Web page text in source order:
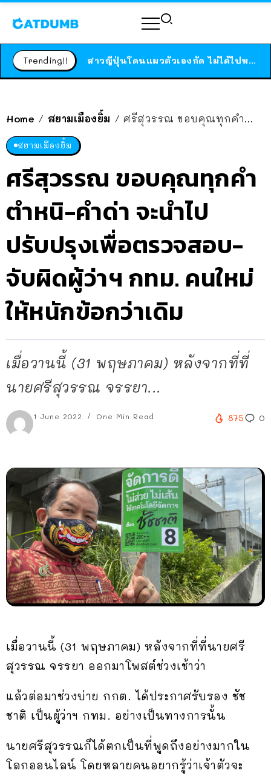
Trending!! ได้เวลาเด็กหนวดรวมตัว RF Online Next เปิดให้เล่นแล้ว เกม Sci-Fi MMORPG ระดับตำนาน เล่นได้ทั้งมือถือและ PC
Home / สยามเมืองยิ้ม / ศรีสุวรรณ ขอบคุณทุกคำตำหนิ-คำด่า จะนำไปปรับปรุงเพื่อตรวจสอบ-จับผิดผู้ว่าฯ กทม. คนใหม่ ให้หนักข้อกว่าเดิม
สยามเมืองยิ้ม
ศรีสุวรรณ ขอบคุณทุกคำ
ตำหนิ-คำด่า จะนำไป
ปรับปรุงเพื่อตรวจสอบ-
จับผิดผู้ว่าฯ กทม. คนใหม่
ให้หนักข้อกว่าเดิม
เมื่อวานนี้ (31 พฤษภาคม) หลังจากที่ที่
นายศรีสุวรรณ จรรยา...
1 June 2022 One Min Read 875 0
เมื่อวานนี้ (31 พฤษภาคม) หลังจากที่ที่นายศรี
สุวรรณ จรรยา ออกมาโพสต์ช่วงเช้าว่า
แล้วต่อมาช่วงบ่าย กกต. ได้ประกาศรับรอง ชัช
ชาติ เป็นผู้ว่าฯ กทม. อย่างเป็นทางการนั้น
นายศรีสุวรรณก็ได้ตกเป็นที่พูดถึงอย่างมากใน
โลกออนไลน์ โดยหลายคนอยากรู้ว่าเจ้าตัวจะ